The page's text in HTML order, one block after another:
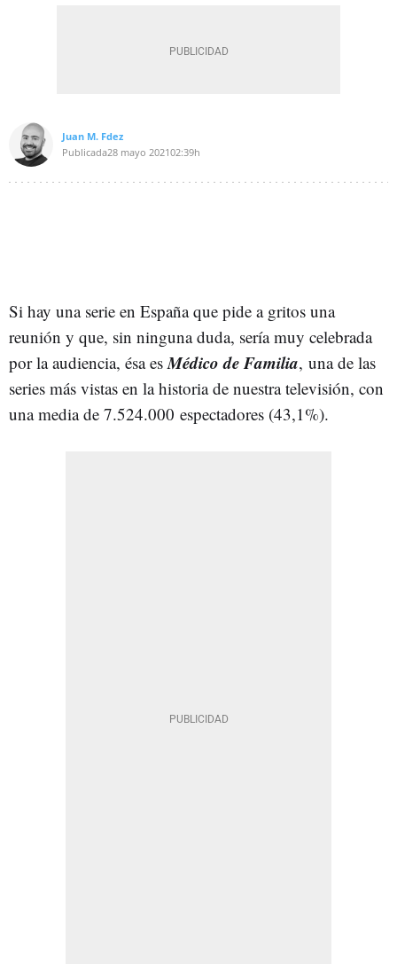
Juan M. Fdez
Publicada28 mayo 202102:39h
Si hay una serie en España que pide a gritos una
reunión y que, sin ninguna duda, sería muy celebrada
por la audiencia, ésa es Médico de Familia, una de las
series más vistas en la historia de nuestra televisión, con
una media de 7.524.000 espectadores (43,1%).